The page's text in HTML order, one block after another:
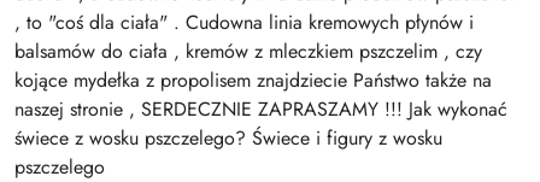
, to "coś dla ciała" . Cudowna linia kremowych płynów i
balsamów do ciała , kremów z mleczkiem pszczelim , czy
kojące mydełka z propolisem znajdziecie Państwo także na
naszej stronie , SERDECZNIE ZAPRASZAMY !!! Jak wykonać
świece z wosku pszczelego? Świece i figury z wosku
pszczelego